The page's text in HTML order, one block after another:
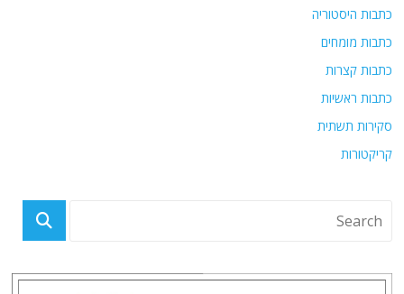
היסטוריה
מומחים
קצרות
ראשיות
תשתית